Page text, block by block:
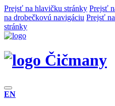
Prejsť na hlavičku stránky Prejsť
na drobečkovú navigáciu Prejsť
stránky
Čičmany
EN